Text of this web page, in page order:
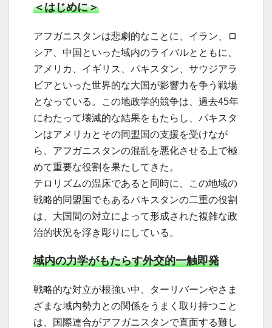
＜はじめに＞
アフガニスタンは悲劇的なことに、イラン、ロ
シア、中国といった域内のライバルとともに、
アメリカ、イギリス、パキスタン、サウジアラ
ビアといった世界的な大国が影響力を争う戦場
となっている。この地政学的競争は、過去45年
にわたって壊滅的な結果をもたらし、パキスタ
ンはアメリカとその同盟国の支援を受けなが
ら、アフガニスタンの混乱を悪化させる上で極
めて重要な役割を果たしてきた。
テロリズムの温床であると同時に、この地域の
戦略的同盟国でもあるパキスタンの二重の役割
は、大国間の対立によって形成された複雑な政
治的状況を浮き彫りにしている。
域内の力学がもたらす外交的一触即発
戦略的な対立が根強い中、ターリバーンやさま
ざまな域内勢力との関係をうまく取り持つこと
は、国際連合がアフガニスタンで直面する難し